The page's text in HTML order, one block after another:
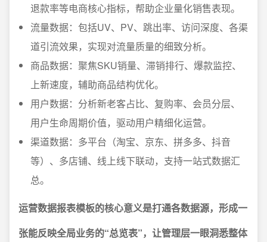
退款率等电商核心指标，帮助企业量化销售表现。
流量数据：包括UV、PV、跳出率、访问深度、各渠
道引流效果，实现对流量质量的细致分析。
商品数据：聚焦SKU销量、滞销排行、爆款监控、
上新速度，辅助商品结构优化。
用户数据：分析新老客占比、复购率、会员分层、
用户生命周期价值，驱动用户精细化运营。
渠道数据：多平台（淘宝、京东、拼多多、抖音
等）、多店铺、线上线下联动，支持一站式数据汇
总。
运营数据报表模板的核心意义是打通各数据源，形成一
张能反映全局业务的“总览表”，让管理层一眼洞悉整体